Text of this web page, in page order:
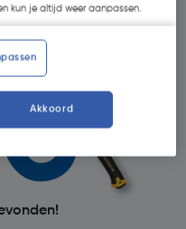
kun je altijd weer aanpassen.
Akkoord